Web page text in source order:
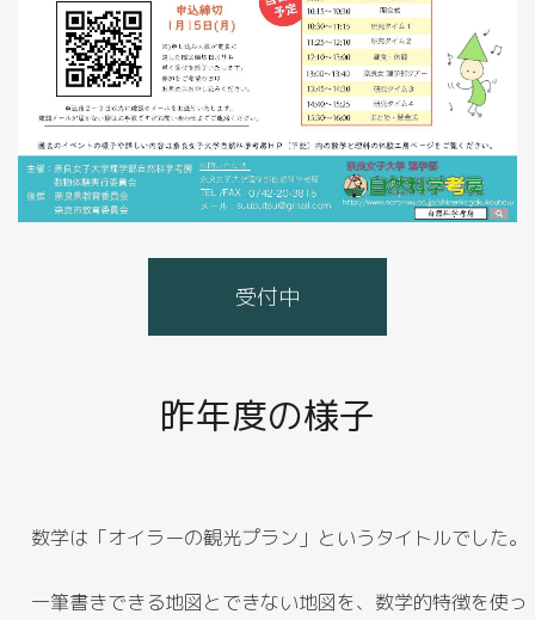
受付中
昨年度の様子
数学は「オイラーの観光プラン」というタイトルでした。
一筆書きできる地図とできない地図を、数学的特徴を使っ